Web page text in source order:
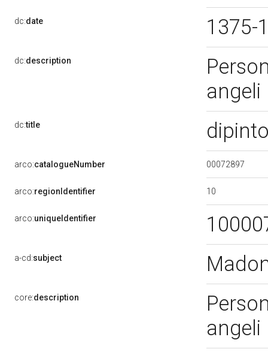
dc:date 1375-
dc:description
angeli
dc:title
arco:catalogueNumber 00072897
arco:regionIdentifier 10
arco:uniqueIdentifier
a-cd:subject
core:description
angeli